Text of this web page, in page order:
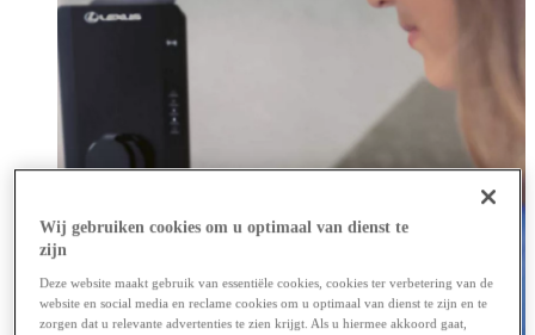
Wij gebruiken cookies om u optimaal van dienst te
zijn
Deze website maakt gebruik van essentiële cookies, cookies ter verbetering van de
website en social media en reclame cookies om u optimaal van dienst te zijn en te
zorgen dat u relevante advertenties te zien krijgt. Als u hiermee akkoord gaat,